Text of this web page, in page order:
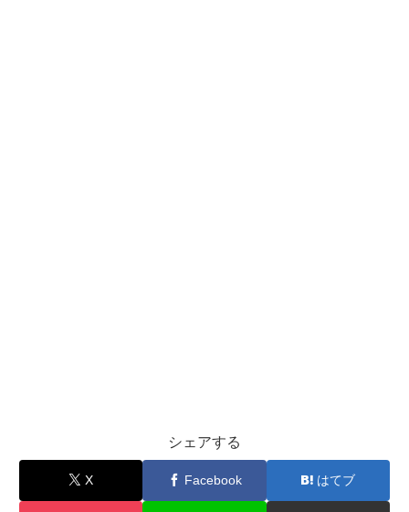
シェアする
X Facebook はてブ